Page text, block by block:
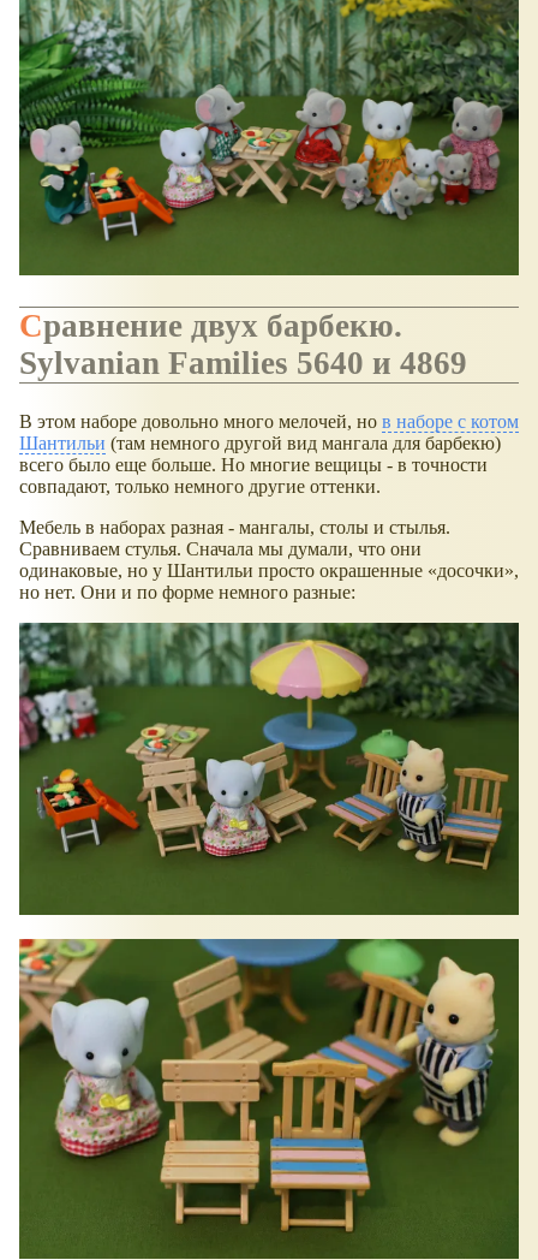
Сравнение двух барбекю.
Sylvanian Families 5640 и 4869
В этом наборе довольно много мелочей, но в наборе с котом
Шантильи (там немного другой вид мангала для барбекю)
всего было еще больше. Но многие вещицы - в точности
совпадают, только немного другие оттенки.
Мебель в наборах разная - мангалы, столы и стылья.
Сравниваем стулья. Сначала мы думали, что они
одинаковые, но у Шантильи просто окрашенные
досочки ,
но нет. Они и по форме немного разные: